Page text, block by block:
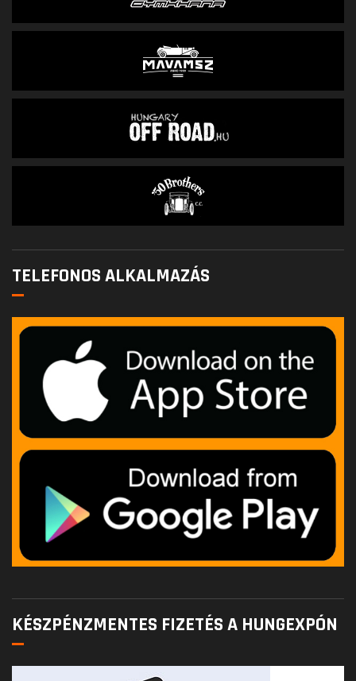
TELEFONOS ALKALMAZÁS
KÉSZPÉNZMENTES FIZETÉS A HUNGEXPÓN